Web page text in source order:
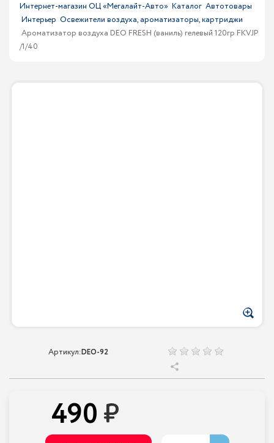
Интернет-магазин ОЦ «Мегалайт-Авто» Каталог Автотовары
Интерьер Освежители воздуха, ароматизаторы, картриджи
Ароматизатор воздуха DEO FRESH (ваниль) гелевый 120гр FKVJP
/1/40
Артикул:DEO-92
490